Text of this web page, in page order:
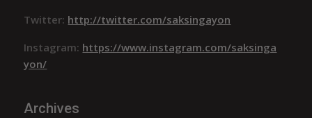
Twitter: http://twitter.com/saksingayon
Instagram: https://www.instagram.com/saksinga
yon/
Archives